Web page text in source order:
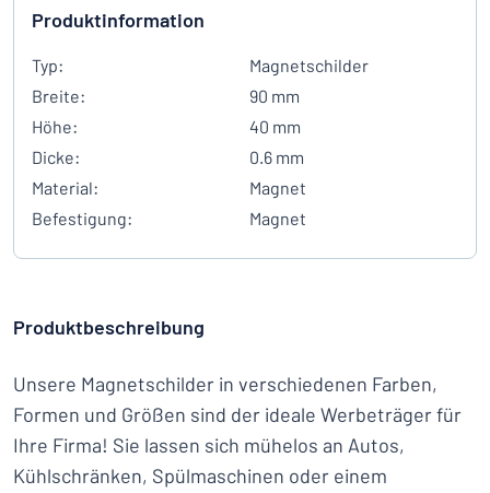
Produktinformation
Typ:
Magnetschilder
Breite:
90 mm
Höhe:
40 mm
Dicke:
0.6 mm
Material:
Magnet
Befestigung:
Magnet
Produktbeschreibung
Unsere Magnetschilder in verschiedenen Farben,
Formen und Größen sind der ideale Werbeträger für
Ihre Firma! Sie lassen sich mühelos an Autos,
Kühlschränken, Spülmaschinen oder einem